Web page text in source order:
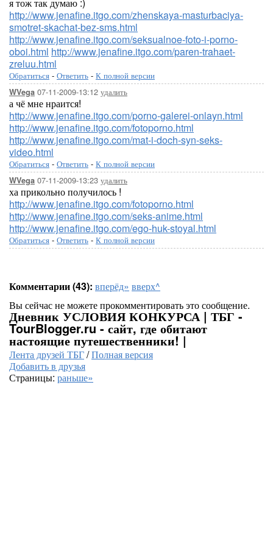
http://www.jenafine.itgo.com/zhenskaya-masturbaciya-
smotret-skachat-bez-sms.html
http://www.jenafine.itgo.com/seksualnoe-foto-i-porno-
oboi.html http://www.jenafine.itgo.com/paren-trahaet-
zreluu.html
Обратиться - Ответить - К полной версии
WVega 07-11-2009-13:12 удалить
а чё мне нраится!
http://www.jenafine.itgo.com/porno-galerei-onlayn.html
http://www.jenafine.itgo.com/fotoporno.html
http://www.jenafine.itgo.com/mat-i-doch-syn-seks-
video.html
Обратиться - Ответить - К полной версии
WVega 07-11-2009-13:23 удалить
ха прикольно получилось !
http://www.jenafine.itgo.com/fotoporno.html
http://www.jenafine.itgo.com/seks-anime.html
http://www.jenafine.itgo.com/ego-huk-stoyal.html
Обратиться - Ответить - К полной версии
Комментарии (43): вперёд» вверх^
Вы сейчас не можете прокомментировать это сообщение.
Дневник УСЛОВИЯ КОНКУРСА | ТБГ -
TourBlogger.ru - сайт, где обитают
настоящие путешественники! |
Лента друзей ТБГ/Полная версия
Добавить в друзья
Страницы: раньше»